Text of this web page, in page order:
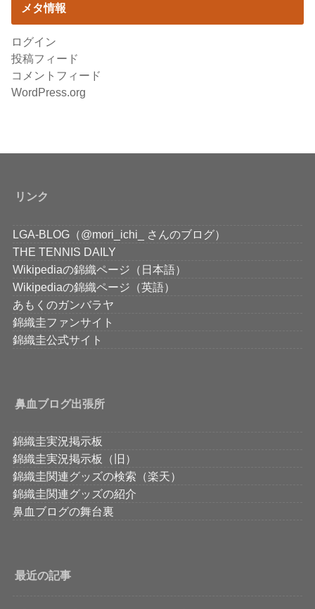
メタ情報
ログイン
投稿フィード
コメントフィード
WordPress.org
リンク
LGA-BLOG（@mori_ichi_ さんのブログ）
THE TENNIS DAILY
Wikipediaの錦織ページ（日本語）
Wikipediaの錦織ページ（英語）
あもくのガンバラヤ
錦織圭ファンサイト
錦織圭公式サイト
鼻血ブログ出張所
錦織圭実況掲示板
錦織圭実況掲示板（旧）
錦織圭関連グッズの検索（楽天）
錦織圭関連グッズの紹介
鼻血ブログの舞台裏
最近の記事